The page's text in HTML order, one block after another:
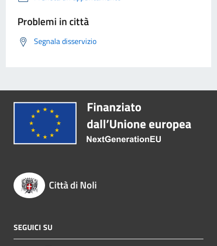
Problemi in città
Segnala disservizio
Città di Noli
SEGUICI SU